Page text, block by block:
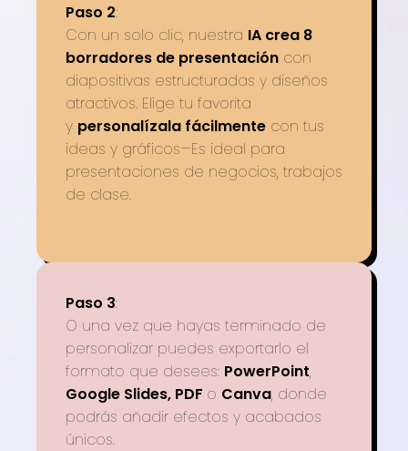
Paso 2:
Con un solo clic, nuestra IA crea 8
borradores de presentación con
diapositivas estructuradas y diseños
atractivos. Elige tu favorita
y personalízala fácilmente con tus
ideas y gráficos—Es ideal para
presentaciones de negocios, trabajos
de clase.
Paso 3:
O una vez que hayas terminado de
personalizar puedes exportarlo el
formato que desees: PowerPoint,
Google Slides, PDF o Canva, donde
podrás añadir efectos y acabados
únicos.